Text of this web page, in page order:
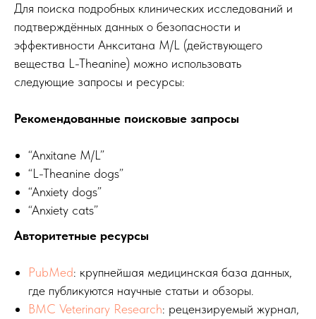
Для поиска подробных клинических исследований и
подтверждённых данных о безопасности и
эффективности Анкситана M/L (действующего
вещества L-Theanine) можно использовать
следующие запросы и ресурсы:
Рекомендованные поисковые запросы
“Anxitane M/L”
“L-Theanine dogs”
“Anxiety dogs”
“Anxiety cats”
Авторитетные ресурсы
PubMed: крупнейшая медицинская база данных,
где публикуются научные статьи и обзоры.
BMC Veterinary Research: рецензируемый журнал,